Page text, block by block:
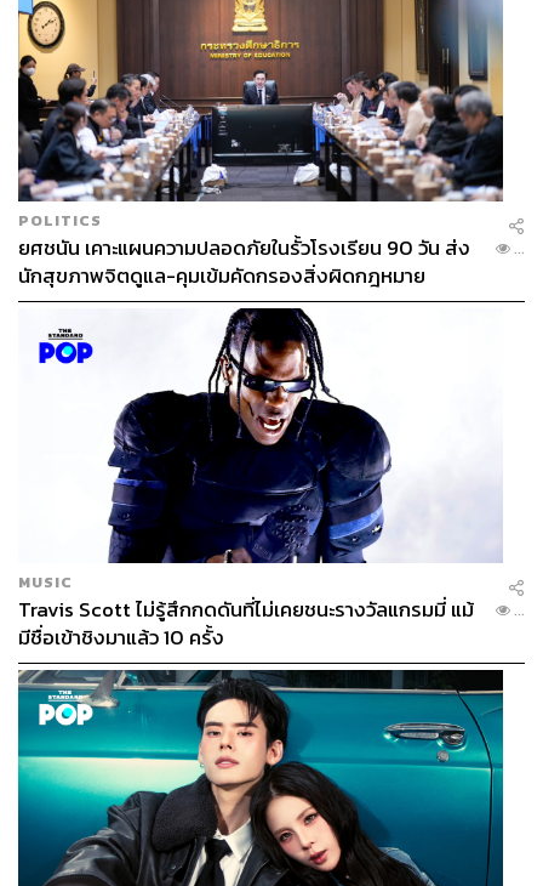
POLITICS
ยศชนัน เคาะแผนความปลอดภัยในรั้วโรงเรียน 90 วัน ส่ง
นักสุขภาพจิตดูแล-คุมเข้มคัดกรองสิ่งผิดกฎหมาย
...
MUSIC
Travis Scott ไม่รู้สึกกดดันที่ไม่เคยชนะรางวัลแกรมมี่ แม้
มีชื่อเข้าชิงมาแล้ว 10 ครั้ง
...